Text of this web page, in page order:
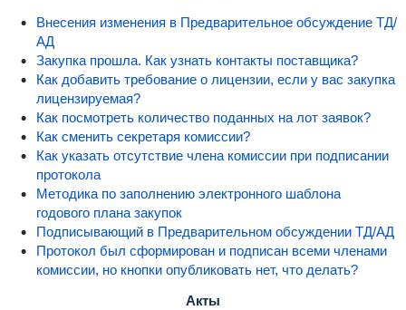
Внесения изменения в Предварительное обсуждение ТД/
АД
Закупка прошла. Как узнать контакты поставщика?
Как добавить требование о лицензии, если у вас закупка
лицензируемая?
Как посмотреть количество поданных на лот заявок?
Как сменить секретаря комиссии?
Как указать отсутствие члена комиссии при подписании
протокола
Методика по заполнению электронного шаблона
годового плана закупок
Подписывающий в Предварительном обсуждении ТД/АД
Протокол был сформирован и подписан всеми членами
комиссии, но кнопки опубликовать нет, что делать?
Акты